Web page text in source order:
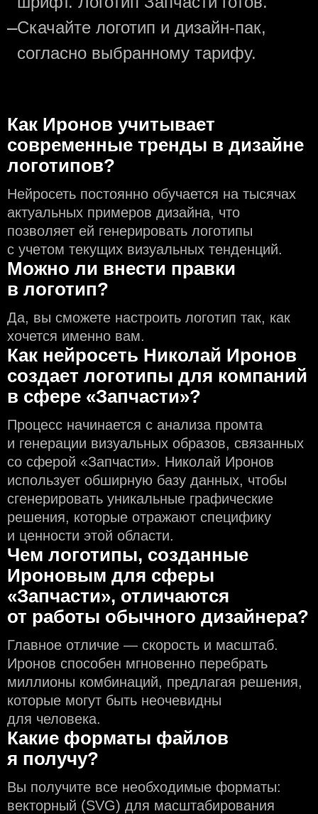
—Скачайте логотип и дизайн-пак,
согласно выбранному тарифу.
Как Иронов учитывает
современные тренды в дизайне
логотипов?
Нейросеть постоянно обучается на тысячах
актуальных примеров дизайна, что
позволяет ей генерировать логотипы
с учeтом текущих визуальных тенденций.
Можно ли внести правки
в логотип?
Да, вы сможете настроить логотип так, как
хочется именно вам.
Как нейросеть Николай Иронов
создаeт логотипы для компаний
в сфере «Запчасти»?
Процесс начинается с анализа промта
и генерации визуальных образов, связанных
со сферой «Запчасти». Николай Иронов
использует обширную базу данных, чтобы
сгенерировать уникальные графические
решения, которые отражают специфику
и ценности этой области.
Чем логотипы, созданные
Ироновым для сферы
«Запчасти», отличаются
от работы обычного дизайнера?
Главное отличие — скорость и масштаб.
Иронов способен мгновенно перебрать
миллионы комбинаций, предлагая решения,
которые могут быть неочевидны
для человека.
Какие форматы файлов
я получу?
Вы получите все необходимые форматы:
векторный (SVG) для масштабирования